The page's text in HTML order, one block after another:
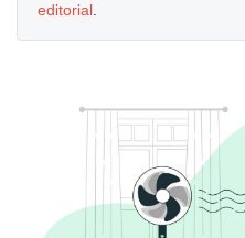
editorial